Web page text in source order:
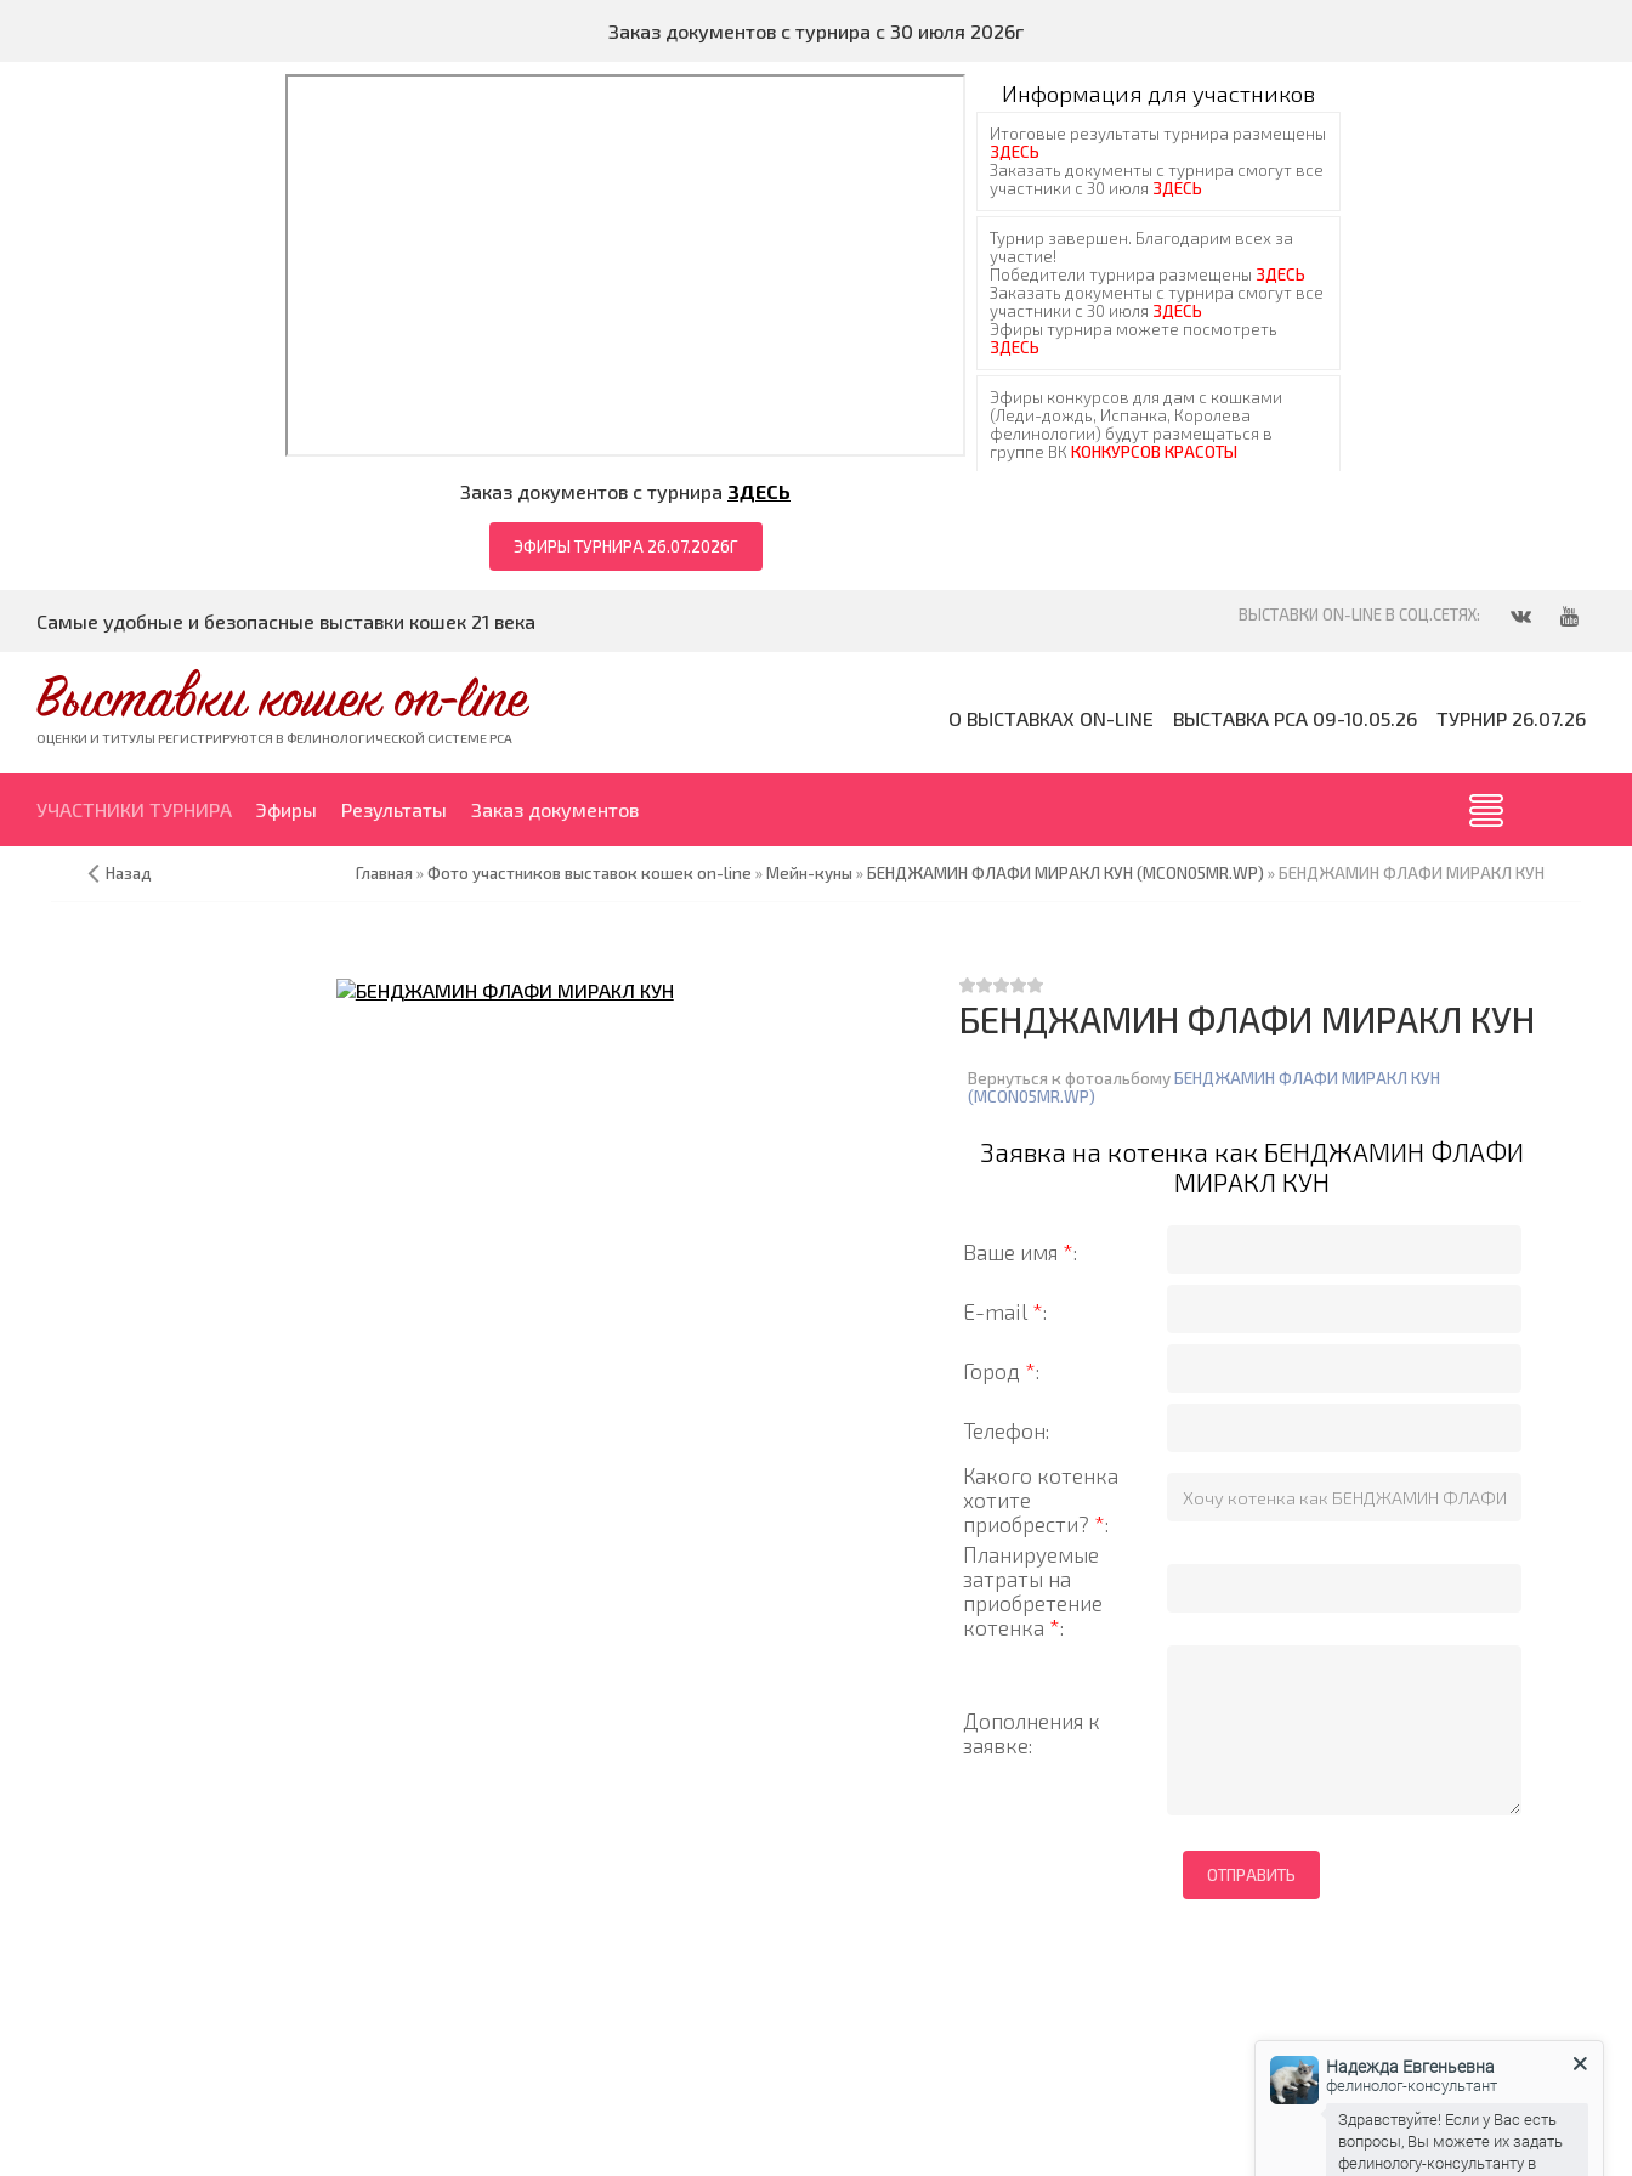
Заказ документов с турнира с 30 июля 2026г
Заказ документов с турнира ЗДЕСЬ
ЭФИРЫ ТУРНИРА 26.07.2026Г
Информация для участников
Самые удобные и безопасные выставки кошек 21 века
Выставки кошек on-line
ОЦЕНКИ И ТИТУЛЫ РЕГИСТРИРУЮТСЯ В ФЕЛИНОЛОГИЧЕСКОЙ СИСТЕМЕ PCA
О ВЫСТАВКАХ ON-LINE ВЫСТАВКА PCA 09-10.05.26 ТУРНИР 26.07.26
УЧАСТНИКИ ТУРНИРА Эфиры Результаты Заказ документов
Назад Главная »Фото участников выставок кошек on-line »Мейн-куны »БЕНДЖАМИН ФЛАФИ МИРАКЛ КУН (MCON05MR.WP) » БЕНДЖАМИН ФЛАФИ МИРАКЛ КУН
БЕНДЖАМИН ФЛАФИ МИРАКЛ КУН
Вернуться к фотоальбому БЕНДЖАМИН ФЛАФИ МИРАКЛ КУН
(MCON05MR.WP)
Заявка на котенка как БЕНДЖАМИН ФЛАФИ
МИРАКЛ КУН
Ваше имя *:
E-mail *:
Город *:
Телефон:
Какого котенка
хотите
приобрести? *:
Планируемые
затраты на
приобретение
котенка *:
Дополнения к
заявке:
Надежда Евгеньевна
фелинолог-консультант
Здравствуйте! Если у Вас есть
вопросы, Вы можете их задать
фелинологу-консультанту в